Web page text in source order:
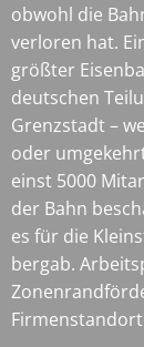
obwohl die
verloren hat.
größter
deutschen
Grenzstadt –
oder
einst 5000
der Bahn
es für die
bergab.